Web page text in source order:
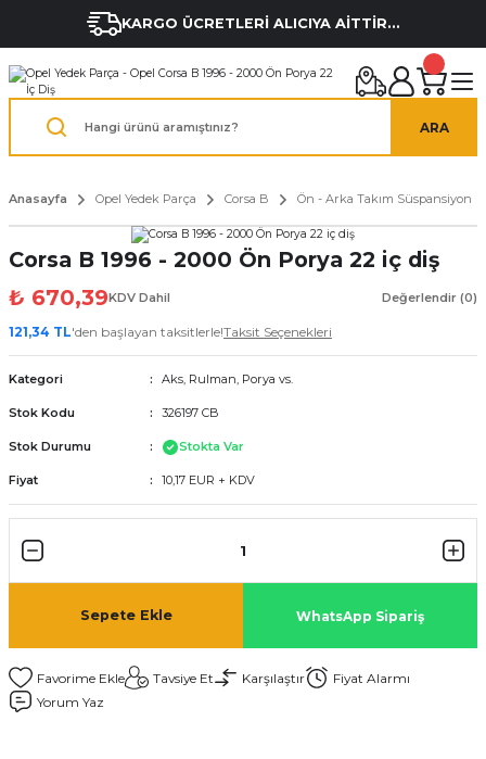
KARGO ÜCRETLERİ ALICIYA AİTTİR...
ARA
Anasayfa Opel Yedek Parça Corsa B Ön - Arka Takım Süspansiyon
Corsa B 1996 - 2000 Ön Porya 22 iç diş
₺ 670,39KDV Dahil Değerlendir (0)
121,34 TL'den başlayan taksitlerle!Taksit Seçenekleri
Kategori Aks, Rulman, Porya vs.
Stok Kodu 326197 CB
Stok Durumu Stokta Var
Fiyat 10,17 EUR + KDV
Sepete Ekle WhatsApp Sipariş
Tavsiye Et Karşılaştır
Fiyat Alarmı
Yorum Yaz